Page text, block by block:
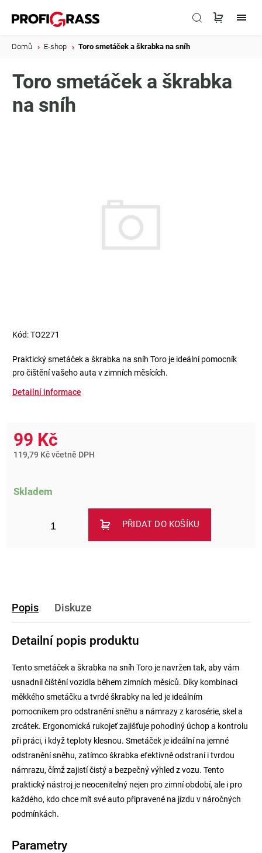
Domů E-shop Toro smetáček a škrabka na sníh
Toro smetáček a škrabka
na sníh
Kód:TO2271
Praktický smetáček a škrabka na sníh Toro je ideální pomocník
pro čištění vašeho auta v zimních měsících.
Detailní informace
99 Kč
119,79 Kč včetně DPH
Skladem
PŘIDAT DO KOŠÍKU
Popis Diskuze
Detailní popis produktu
Tento smetáček a škrabka na sníh Toro je navržen tak, aby vám
usnadnil čištění vozidla během zimních měsíců. Díky kombinaci
měkkého smetáčku a tvrdé škrabky na led je ideálním
pomocníkem pro odstranění sněhu a námrazy z karosérie, skel a
zrcátek. Ergonomická rukojeť zajišťuje pohodlný úchop a kontrolu
při práci, i když teploty klesnou. Smetáček je ideální na jemné
odstranění sněhu, zatímco škrabka efektivně odstraní i tvrdou
námrazu, čímž zajistí čistý a bezpečný výhled z vozu. Tento
praktický nástroj je neocenitelný nejen pro zimní období, ale i pro
každého, kdo chce mít své auto připravené na jízdu v náročných
podmínkách.
Parametry